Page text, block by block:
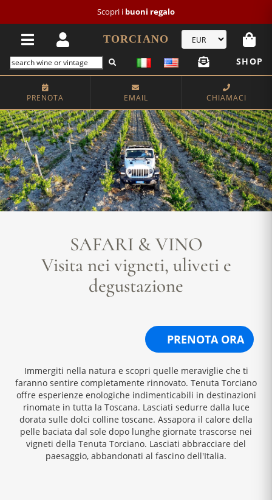
Scopri i buoni regalo
TORCIANO
SHOP
PRENOTA EMAIL CHIAMACI
SAFARI & VINO
Visita nei vigneti, uliveti e
degustazione
PRENOTA ORA
Immergiti nella natura e scopri quelle meraviglie che ti
faranno sentire completamente rinnovato. Tenuta Torciano
offre esperienze enologiche indimenticabili in destinazioni
rinomate in tutta la Toscana. Lasciati sedurre dalla luce
dorata sulle dolci colline toscane. Assapora il calore della
pelle baciata dal sole dopo lunghe giornate trascorse nei
vigneti della Tenuta Torciano. Lasciati abbracciare del
paesaggio, abbandonati al fascino dell'Italia.